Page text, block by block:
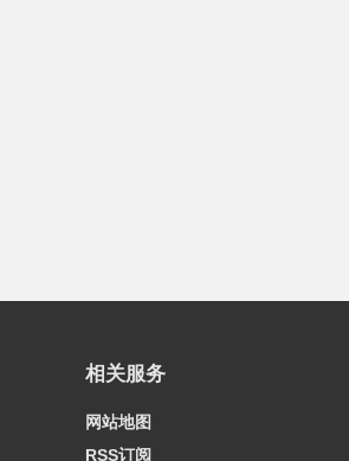
相关服务
网站地图
RSS订阅